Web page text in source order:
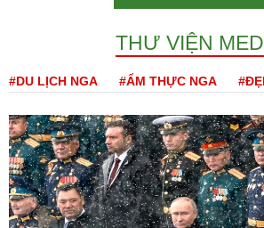
THƯ VIỆN
#DU LỊCH NGA #ẨM THỰC NGA